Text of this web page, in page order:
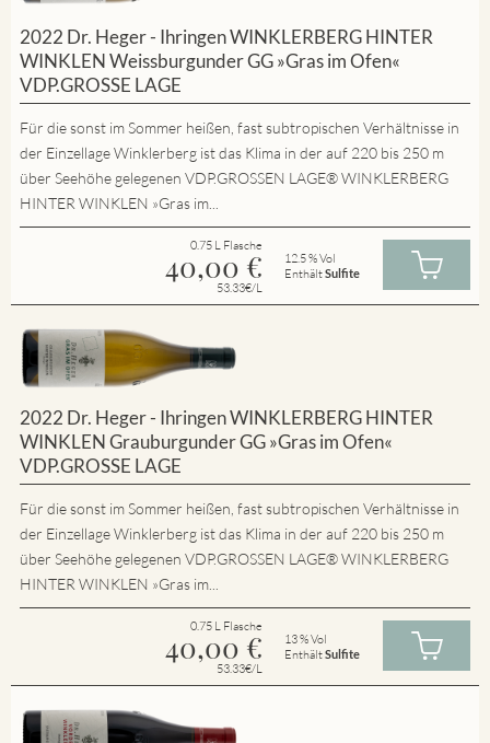
2022 Dr. Heger - Ihringen WINKLERBERG HINTER
WINKLEN Weissburgunder GG »Gras im Ofen«
VDP.GROSSE LAGE
Für die sonst im Sommer heißen, fast subtropischen Verhältnisse in
der Einzellage Winklerberg ist das Klima in der auf 220 bis 250 m
über Seehöhe gelegenen VDP.GROSSEN LAGE® WINKLERBERG
HINTER WINKLEN »Gras im...
0.75 L Flasche
40,00 €
53.33€/L
12.5 % Vol
EnthältSulfite
2022 Dr. Heger - Ihringen WINKLERBERG HINTER
WINKLEN Grauburgunder GG »Gras im Ofen«
VDP.GROSSE LAGE
Für die sonst im Sommer heißen, fast subtropischen Verhältnisse in
der Einzellage Winklerberg ist das Klima in der auf 220 bis 250 m
über Seehöhe gelegenen VDP.GROSSEN LAGE® WINKLERBERG
HINTER WINKLEN »Gras im...
0.75 L Flasche
40,00 €
53.33€/L
13 % Vol
EnthältSulfite